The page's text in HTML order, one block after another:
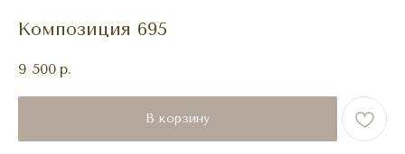
Композиция 695
9 500 р.
В корзину